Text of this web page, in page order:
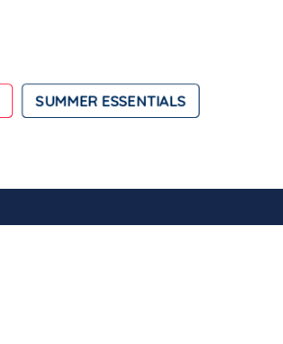
SUMMER ESSENTIALS